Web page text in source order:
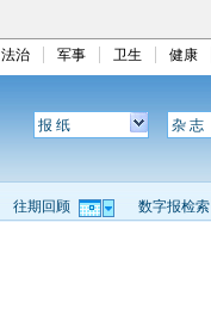
法治 军事 卫生 健康
报 纸 杂 志
往期回顾 数字报检索